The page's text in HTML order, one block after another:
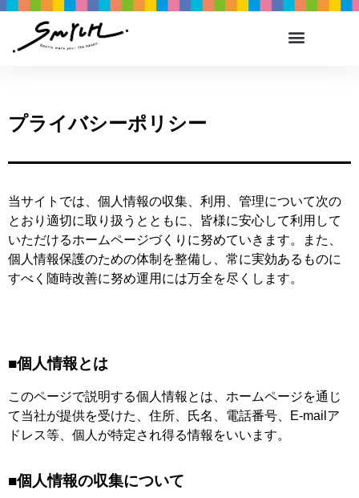
プライバシーポリシー
当サイトでは、個人情報の収集、利用、管理について次の
とおり適切に取り扱うとともに、皆様に安心して利用して
いただけるホームページづくりに努めていきます。また、
個人情報保護のための体制を整備し、常に実効あるものに
すべく随時改善に努め運用には万全を尽くします。
■個人情報とは
このページで説明する個人情報とは、ホームページを通じ
て当社が提供を受けた、住所、氏名、電話番号、E-mailア
ドレス等、個人が特定され得る情報をいいます。
■個人情報の収集について